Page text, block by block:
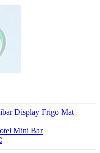
Display Frigo Mat
Mini Bar